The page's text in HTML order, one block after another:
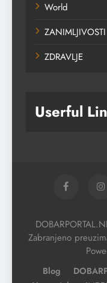
World
ZANIMLJIVOSTI
ZDRAVLJE
Userful
Zabranjeno
Blog